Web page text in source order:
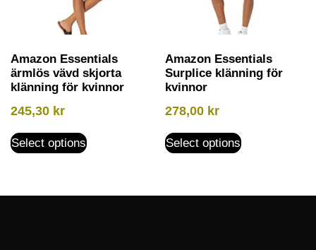
Amazon Essentials
ärmlös vävd skjorta
klänning för kvinnor
245,30 kr
Select options
Amazon Essentials
Surplice klänning för
kvinnor
278,00 kr
Select options